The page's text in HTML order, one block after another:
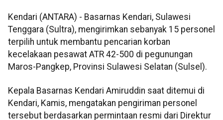
Kendari (ANTARA) - Basarnas Kendari, Sulawesi
Tenggara (Sultra), mengirimkan sebanyak 15 personel
terpilih untuk membantu pencarian korban
kecelakaan pesawat ATR 42-500 di pegunungan
Maros-Pangkep, Provinsi Sulawesi Selatan (Sulsel).
Kepala Basarnas Kendari Amiruddin saat ditemui di
Kendari, Kamis, mengatakan pengiriman personel
tersebut berdasarkan permintaan resmi dari Direktur